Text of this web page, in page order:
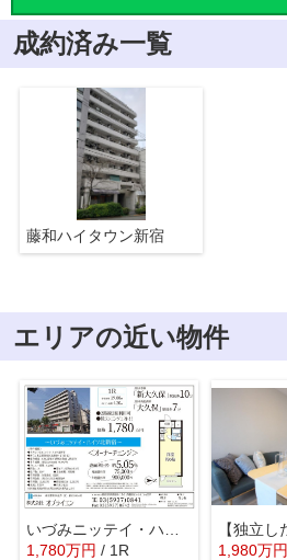
成約済み一覧
藤和ハイタウン新宿
エリアの近い物件
1,780万円 / 1R
1,980万円